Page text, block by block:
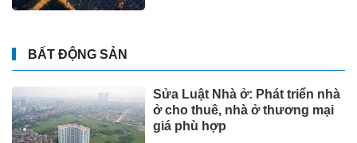
BẤT ĐỘNG SẢN
Sửa Luật Nhà ở: Phát triển nhà
ở cho thuê, nhà ở thương mại
giá phù hợp